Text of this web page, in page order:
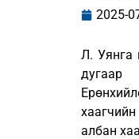
2025-
Л. Уянга
дугаар
албан